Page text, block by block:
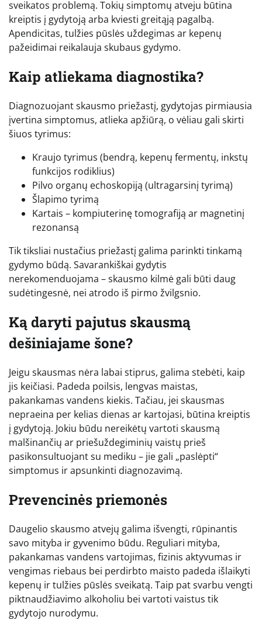
sveikatos problemą. Tokių simptomų atveju būtina
kreiptis į gydytoją arba kviesti greitąją pagalbą.
Apendicitas, tulžies pūslės uždegimas ar kepenų
pažeidimai reikalauja skubaus gydymo.
Kaip atliekama diagnostika?
Diagnozuojant skausmo priežastį, gydytojas pirmiausia
įvertina simptomus, atlieka apžiūrą, o vėliau gali skirti
šiuos tyrimus:
Kraujo tyrimus (bendrą, kepenų fermentų, inkstų
funkcijos rodiklius)
Pilvo organų echoskopiją (ultragarsinį tyrimą)
Šlapimo tyrimą
Kartais – kompiuterinę tomografiją ar magnetinį
rezonansą
Tik tiksliai nustačius priežastį galima parinkti tinkamą
gydymo būdą. Savarankiškai gydytis
nerekomenduojama – skausmo kilmė gali būti daug
sudėtingesnė, nei atrodo iš pirmo žvilgsnio.
Ką daryti pajutus skausmą
dešiniajame šone?
Jeigu skausmas nėra labai stiprus, galima stebėti, kaip
jis keičiasi. Padeda poilsis, lengvas maistas,
pakankamas vandens kiekis. Tačiau, jei skausmas
nepraeina per kelias dienas ar kartojasi, būtina kreiptis
į gydytoją. Jokiu būdu nereikėtų vartoti skausmą
malšinančių ar priešuždegiminių vaistų prieš
pasikonsultuojant su mediku – jie gali „paslėpti“
simptomus ir apsunkinti diagnozavimą.
Prevencinės priemonės
Daugelio skausmo atvejų galima išvengti, rūpinantis
savo mityba ir gyvenimo būdu. Reguliari mityba,
pakankamas vandens vartojimas, fizinis aktyvumas ir
vengimas riebaus bei perdirbto maisto padeda išlaikyti
kepenų ir tulžies pūslės sveikatą. Taip pat svarbu vengti
piktnaudžiavimo alkoholiu bei vartoti vaistus tik
gydytojo nurodymu.